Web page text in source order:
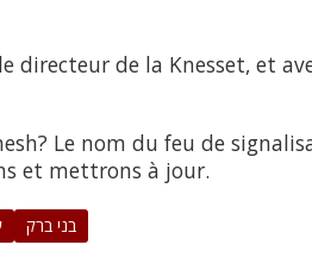
de la Knesset, et
Le nom du feu de
et mettrons à jour.
בני ברק